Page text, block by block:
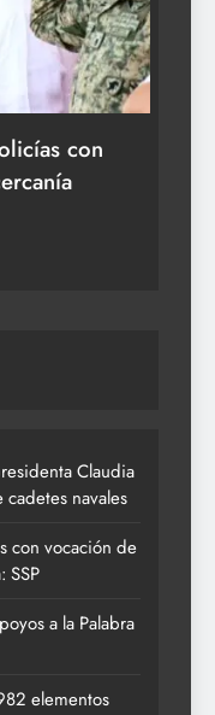
con
Claudia
navales
con vocación de
SSP
a la Palabra
elementos